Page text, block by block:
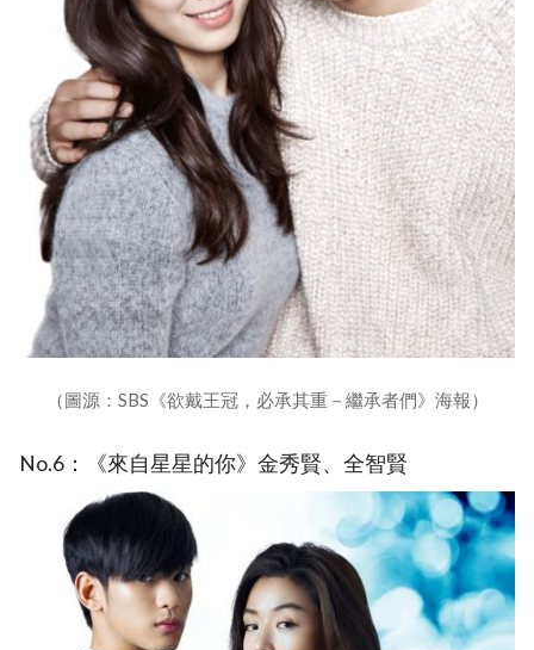
（圖源：SBS《欲戴王冠，必承其重－繼承者們》海報）
No.6：《來自星星的你》金秀賢、全智賢